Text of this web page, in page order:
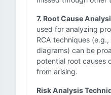
7. Root Cause
used for analyzing
RCA techniques
diagrams) can be
potential root causes
from arising.
Risk Analysis